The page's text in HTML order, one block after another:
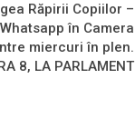
Răpirii Copiilor –
în Camera
miercuri în plen.
8, LA PARLAMENT